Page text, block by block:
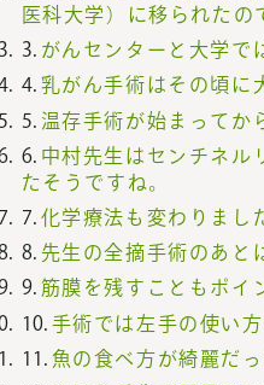
医科大学）に移られたの
3. がんセンターと大学で
4. 乳がん手術はその頃に
5. 温存手術が始まってか
6. 中村先生はセンチネル
たそうですね。
7. 化学療法も変わりまし
8. 先生の全摘手術のあと
9. 筋膜を残すこともポイ
10. 手術では左手の使い
11. 魚の食べ方が綺麗だっ